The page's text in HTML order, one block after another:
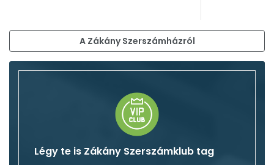
A Zákány Szerszámházról
Légy te is Zákány Szerszámklub tag